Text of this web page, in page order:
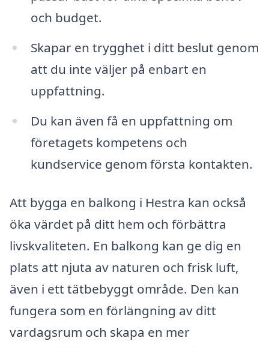
och budget.
Skapar en trygghet i ditt beslut genom
att du inte väljer på enbart en
uppfattning.
Du kan även få en uppfattning om
företagets kompetens och
kundservice genom första kontakten.
Att bygga en balkong i Hestra kan också
öka värdet på ditt hem och förbättra
livskvaliteten. En balkong kan ge dig en
plats att njuta av naturen och frisk luft,
även i ett tätbebyggt område. Den kan
fungera som en förlängning av ditt
vardagsrum och skapa en mer